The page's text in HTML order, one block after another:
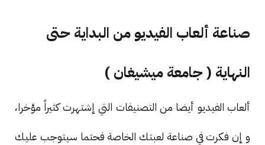
صناعة ألعاب الفيديو من البداية حتى
النهاية ( جامعة ميشيغان )
ألعاب الفيديو أيضا من التصنيفات التي إشتهرت كثيراً مؤخرا،
و إن فكرت في صناعة لعبتك الخاصة فحتما سيتوجب عليك